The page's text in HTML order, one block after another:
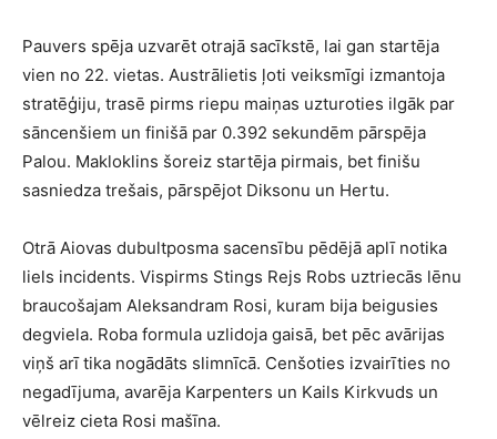
Pauvers spēja uzvarēt otrajā sacīkstē, lai gan startēja
vien no 22. vietas. Austrālietis ļoti veiksmīgi izmantoja
stratēģiju, trasē pirms riepu maiņas uzturoties ilgāk par
sāncenšiem un finišā par 0.392 sekundēm pārspēja
Palou. Makloklins šoreiz startēja pirmais, bet finišu
sasniedza trešais, pārspējot Diksonu un Hertu.
Otrā Aiovas dubultposma sacensību pēdējā aplī notika
liels incidents. Vispirms Stings Rejs Robs uztriecās lēnu
braucošajam Aleksandram Rosi, kuram bija beigusies
degviela. Roba formula uzlidoja gaisā, bet pēc avārijas
viņš arī tika nogādāts slimnīcā. Cenšoties izvairīties no
negadījuma, avarēja Karpenters un Kails Kirkvuds un
vēlreiz cieta Rosi mašīna.